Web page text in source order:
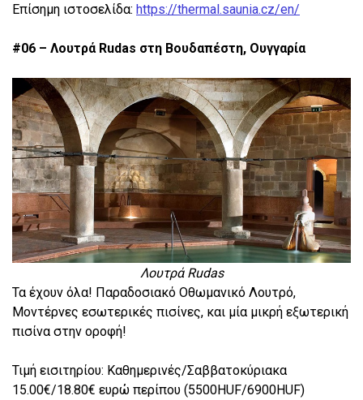
Επίσημη ιστοσελίδα: https://thermal.saunia.cz/en/
#06 – Λουτρά Rudas στη Βουδαπέστη, Ουγγαρία
Λουτρά Rudas
Τα έχουν όλα! Παραδοσιακό Οθωμανικό Λουτρό,
Μοντέρνες εσωτερικές πισίνες, και μία μικρή εξωτερική
πισίνα στην οροφή!
Τιμή εισιτηρίου: Καθημερινές/Σαββατοκύριακα
15.00€/18.80€ ευρώ περίπου (5500HUF/6900HUF)